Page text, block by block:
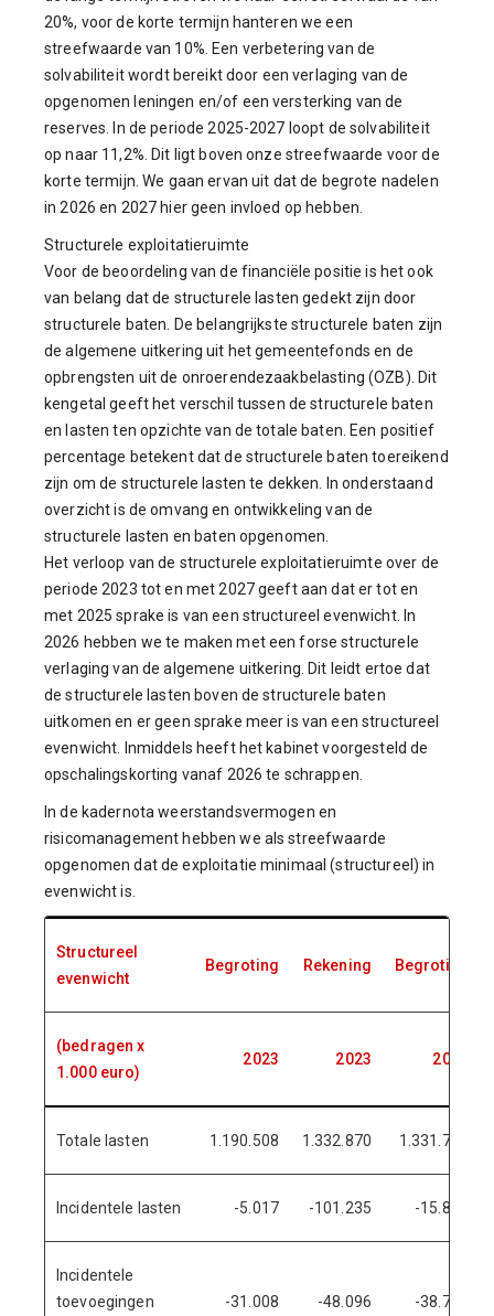
20%, voor de korte termijn hanteren we een
streefwaarde van 10%. Een verbetering van de
solvabiliteit wordt bereikt door een verlaging van de
opgenomen leningen en/of een versterking van de
reserves. In de periode 2025-2027 loopt de solvabiliteit
op naar 11,2%. Dit ligt boven onze streefwaarde voor de
korte termijn. We gaan ervan uit dat de begrote nadelen
in 2026 en 2027 hier geen invloed op hebben.
Structurele exploitatieruimte
Voor de beoordeling van de financiële positie is het ook
van belang dat de structurele lasten gedekt zijn door
structurele baten. De belangrijkste structurele baten zijn
de algemene uitkering uit het gemeentefonds en de
opbrengsten uit de onroerendezaakbelasting (OZB). Dit
kengetal geeft het verschil tussen de structurele baten
en lasten ten opzichte van de totale baten. Een positief
percentage betekent dat de structurele baten toereikend
zijn om de structurele lasten te dekken. In onderstaand
overzicht is de omvang en ontwikkeling van de
structurele lasten en baten opgenomen.
Het verloop van de structurele exploitatieruimte over de
periode 2023 tot en met 2027 geeft aan dat er tot en
met 2025 sprake is van een structureel evenwicht. In
2026 hebben we te maken met een forse structurele
verlaging van de algemene uitkering. Dit leidt ertoe dat
de structurele lasten boven de structurele baten
uitkomen en er geen sprake meer is van een structureel
evenwicht.
Inmiddels heeft het kabinet voorgesteld de
opschalingskorting vanaf 2026 te schrappen.
In de kadernota weerstandsvermogen en
risicomanagement hebben we als streefwaarde
opgenomen dat de exploitatie minimaal (structureel) in
evenwicht is.
Structureel
evenwicht
Begroting Rekening Begroting
(bedragen x
1.000 euro)
2023 2023 2024
Totale lasten 1.190.508 1.332.870 1.331.776
Incidentele lasten -5.017 -101.235 -15.842
Incidentele
toevoegingen
-31.008 -48.096 -38.718